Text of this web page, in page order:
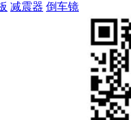
减震器 倒车镜